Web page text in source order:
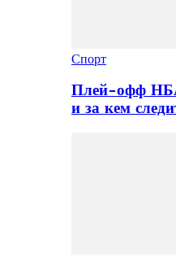
Спорт
Плей-офф
и за кем